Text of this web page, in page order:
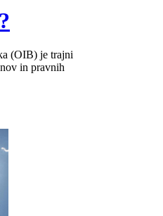
(OIB) je trajni
in pravnih